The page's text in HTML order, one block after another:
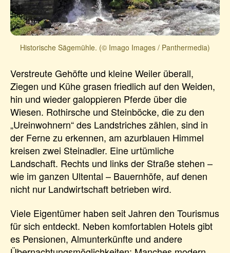
Historische Sägemühle. (© Imago Images / Panthermedia)
Verstreute Gehöfte und kleine Weiler überall,
Ziegen und Kühe grasen friedlich auf den Weiden,
hin und wieder galoppieren Pferde über die
Wiesen. Rothirsche und Steinböcke, die zu den
„Ureinwohnern“ des Landstriches zählen, sind in
der Ferne zu erkennen, am azurblauen Himmel
kreisen zwei Steinadler. Eine urtümliche
Landschaft. Rechts und links der Straße stehen –
wie im ganzen Ultental – Bauernhöfe, auf denen
nicht nur Landwirtschaft betrieben wird.
Viele Eigentümer haben seit Jahren den Tourismus
für sich entdeckt. Neben komfortablen Hotels gibt
es Pensionen, Almunterkünfte und andere